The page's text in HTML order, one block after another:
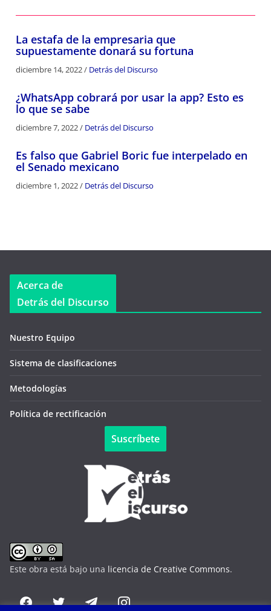
La estafa de la empresaria que
supuestamente donará su fortuna
diciembre 14, 2022/ Detrás del Discurso
¿WhatsApp cobrará por usar la app? Esto es
lo que se sabe
diciembre 7, 2022/ Detrás del Discurso
Es falso que Gabriel Boric fue interpelado en
el Senado mexicano
diciembre 1, 2022/ Detrás del Discurso
Acerca de
Detrás del Discurso
Nuestro Equipo
Sistema de clasificaciones
Metodologías
Política de rectificación
Suscríbete
Este obra está bajo una licencia de Creative Commons.